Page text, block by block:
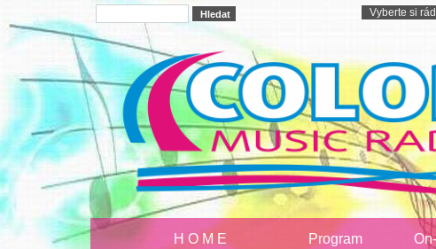
H O M E Program